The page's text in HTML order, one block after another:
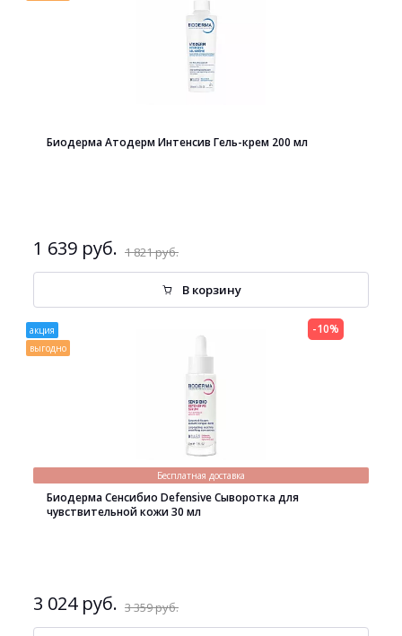
Биодерма Атодерм Интенсив Гель-крем 200 мл
1 639 руб. 1 821 руб.
В корзину
акция
выгодно
Бесплатная доставка
Биодерма Сенсибио Defensive Сыворотка для
чувствительной кожи 30 мл
3 024 руб. 3 359 руб.
-10%